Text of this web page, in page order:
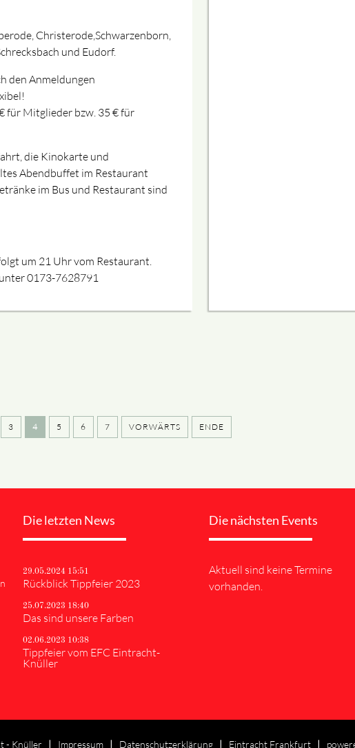
Christerode,Schwarzenborn,
und Eudorf.
den Anmeldungen
für Mitglieder bzw. 35 € für
die Kinokarte und
Abendbuffet im Restaurant
im Bus und Restaurant sind
um 21 Uhr vom Restaurant.
0173-7628791
3 4 5 6 7 VORWÄRTS ENDE
Die letzten News
29.05.2024 15:51
Rückblick Tippfeier 2023
25.07.2023 18:40
Das sind unsere Farben
02.06.2023 10:38
Tippfeier vom EFC Eintracht-
Knüller
Die nächsten Events
Aktuell sind keine Termine
vorhanden.
- Knüller Impressum Datenschutzerklärung Eintracht Frankfurt